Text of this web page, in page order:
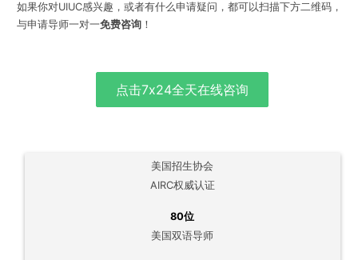
如果你对UIUC感兴趣，或者有什么申请疑问，都可以扫描下方二维码，
与申请导师一对一免费咨询！
点击7x24全天在线咨询
美国招生协会
AIRC权威认证
80位
美国双语导师